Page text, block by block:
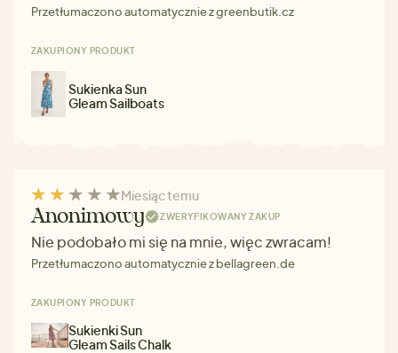
Przetłumaczono automatycznie z greenbutik.cz
ZAKUPIONY PRODUKT
Sukienka Sun
Gleam Sailboats
Miesiąc temu
Anonimowy ZWERYFIKOWANY ZAKUP
Nie podobało mi się na mnie, więc zwracam!
Przetłumaczono automatycznie z bellagreen.de
ZAKUPIONY PRODUKT
Sukienki Sun
Gleam Sails Chalk